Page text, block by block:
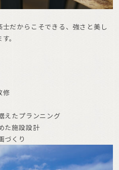
だからこそできる、強さと美し
。
修
えたプランニング
た施設設計
づくり